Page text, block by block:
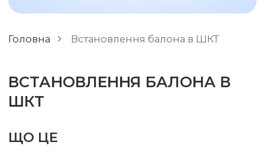
Головна Встановлення балона в ШКТ
ВСТАНОВЛЕННЯ БАЛОНА В
ШКТ
ЩО ЦЕ